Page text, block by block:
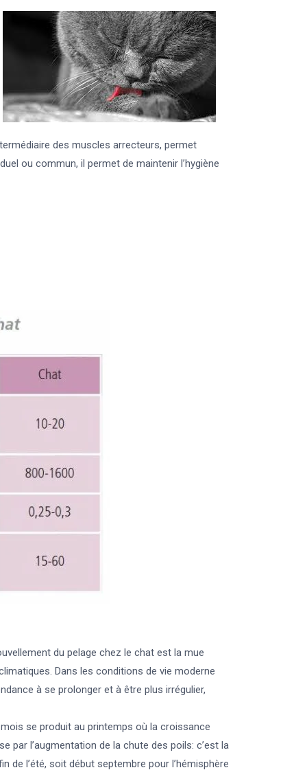
des muscles arrecteurs, permet
ou commun, il permet de maintenir l’hygiène
du pelage chez le chat est la mue
Dans les conditions de vie moderne
à se prolonger et à être plus irrégulier,
se produit au printemps où la croissance
par l’augmentation de la chute des poils: c’est la
de l’été, soit début septembre pour l’hémisphère